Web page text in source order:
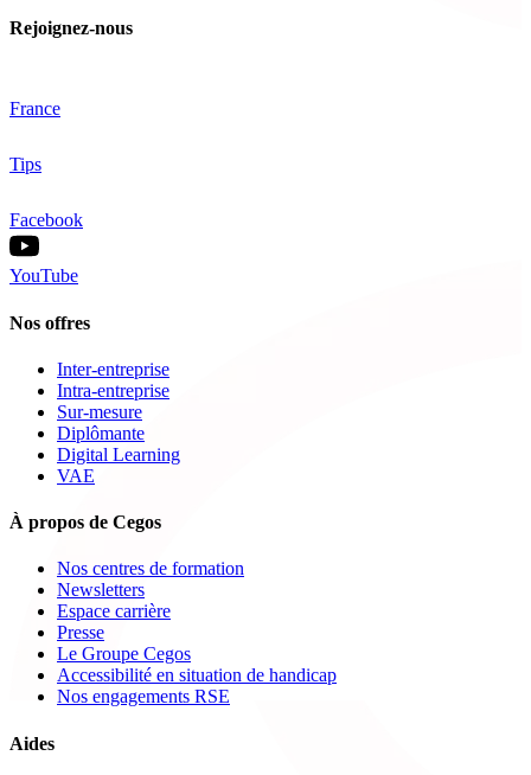
Rejoignez-nous
France
Tips
Facebook
YouTube
Nos offres
Inter-entreprise
Intra-entreprise
Sur-mesure
Diplômante
Digital Learning
VAE
À propos de Cegos
Nos centres de formation
Newsletters
Espace carrière
Presse
Le Groupe Cegos
Accessibilité en situation de handicap
Nos engagements RSE
Aides